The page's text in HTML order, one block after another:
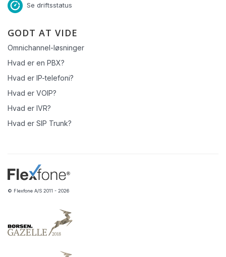
Se driftsstatus
GODT AT VIDE
Omnichannel-løsninger
Hvad er en PBX?
Hvad er IP-telefoni?
Hvad er VOIP?
Hvad er IVR?
Hvad er SIP Trunk?
© Flexfone A/S 2011 - 2026